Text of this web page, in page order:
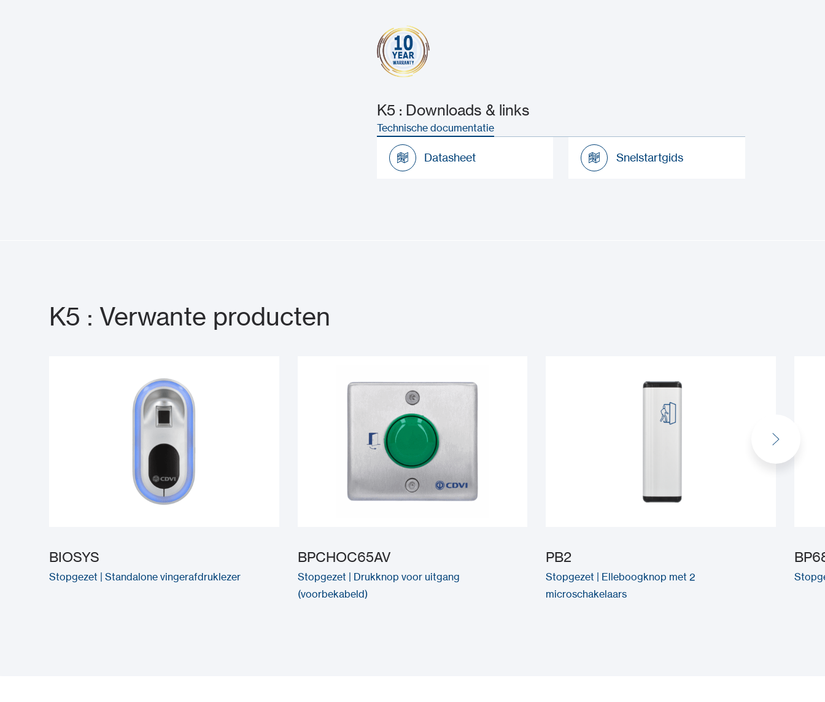
K5 : Downloads & links
Technische documentatie
Datasheet Snelstartgids
K5 : Verwante producten
BIOSYS
Stopgezet | Standalone vingerafdruklezer
BPCHOC65AV
Stopgezet | Drukknop voor uitgang
(voorbekabeld)
PB2
Stopgezet | Elleboogknop met 2
microschakelaars